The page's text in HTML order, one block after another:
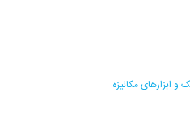
ابزارهای مکانیزه